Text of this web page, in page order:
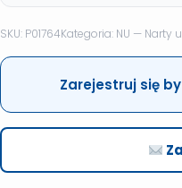
SKU: P01764Kategoria: NU — Narty
Zarejestruj się